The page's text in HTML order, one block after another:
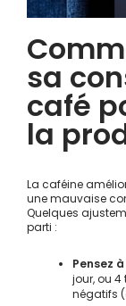
sa
café
la
La caféine
une mauvaise
Quelques
parti :
Pensez
jour, ou 4
négatifs